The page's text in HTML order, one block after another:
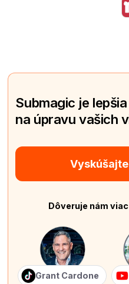
Submagic je
na úpravu vašich
Dôveruje nám
Grant Cardone